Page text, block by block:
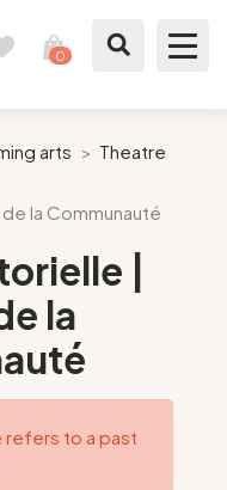
0
arts > Theatre
la Communauté
|
la
refers to a past